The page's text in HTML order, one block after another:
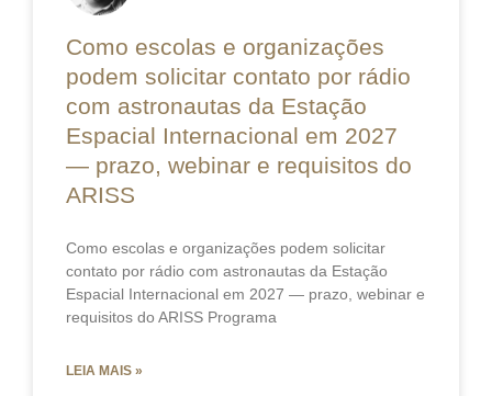
Como escolas e organizações
podem solicitar contato por rádio
com astronautas da Estação
Espacial Internacional em 2027
— prazo, webinar e requisitos do
ARISS
Como escolas e organizações podem solicitar
contato por rádio com astronautas da Estação
Espacial Internacional em 2027 — prazo, webinar e
requisitos do ARISS Programa
LEIA MAIS »